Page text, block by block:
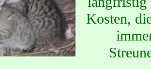
Kosten,